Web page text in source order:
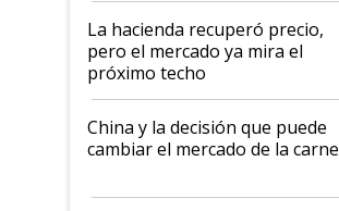
La hacienda recuperó precio,
pero el mercado ya mira el
próximo techo
China y la decisión que puede
cambiar el mercado de la carne